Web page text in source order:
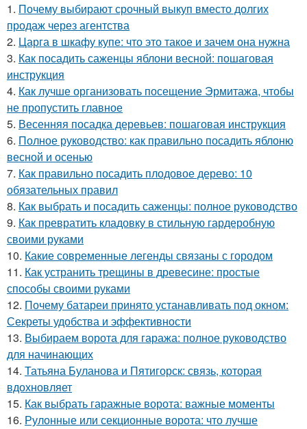
1. Почему выбирают срочный выкуп вместо долгих
продаж через агентства
2. Царга в шкафу купе: что это такое и зачем она нужна
3. Как посадить саженцы яблони весной: пошаговая
инструкция
4. Как лучше организовать посещение Эрмитажа, чтобы
не пропустить главное
5. Весенняя посадка деревьев: пошаговая инструкция
6. Полное руководство: как правильно посадить яблоню
весной и осенью
7. Как правильно посадить плодовое дерево: 10
обязательных правил
8. Как выбрать и посадить саженцы: полное руководство
9. Как превратить кладовку в стильную гардеробную
своими руками
10. Какие современные легенды связаны с городом
11. Как устранить трещины в древесине: простые
способы своими руками
12. Почему батареи принято устанавливать под окном:
Секреты удобства и эффективности
13. Выбираем ворота для гаража: полное руководство
для начинающих
14. Татьяна Буланова и Пятигорск: связь, которая
вдохновляет
15. Как выбрать гаражные ворота: важные моменты
16. Рулонные или секционные ворота: что лучше